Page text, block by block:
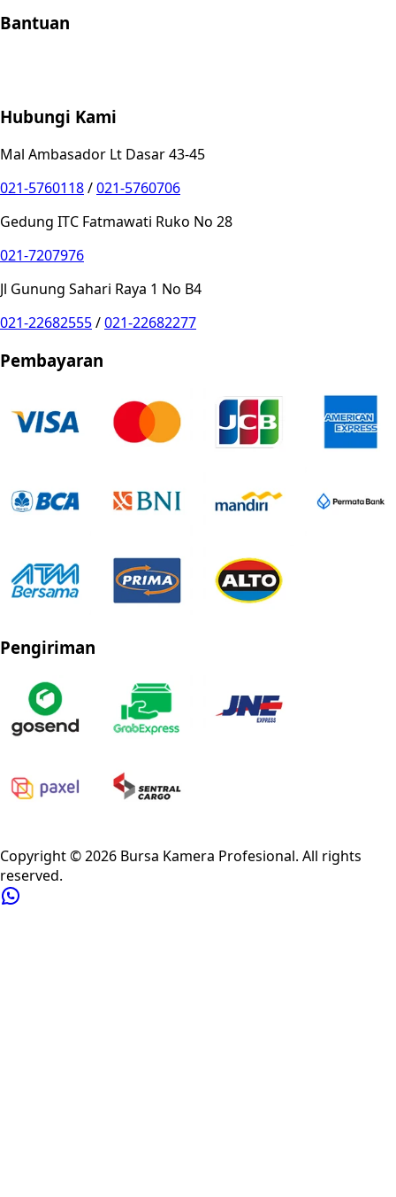
Bantuan
Hubungi Kami
Mal Ambasador Lt Dasar 43-45
021-5760118/021-5760706
Gedung ITC Fatmawati Ruko No 28
021-7207976
Jl Gunung Sahari Raya 1 No B4
021-22682555/021-22682277
Pembayaran
Pengiriman
Copyright ©2026 Bursa Kamera Profesional. All rights
reserved.